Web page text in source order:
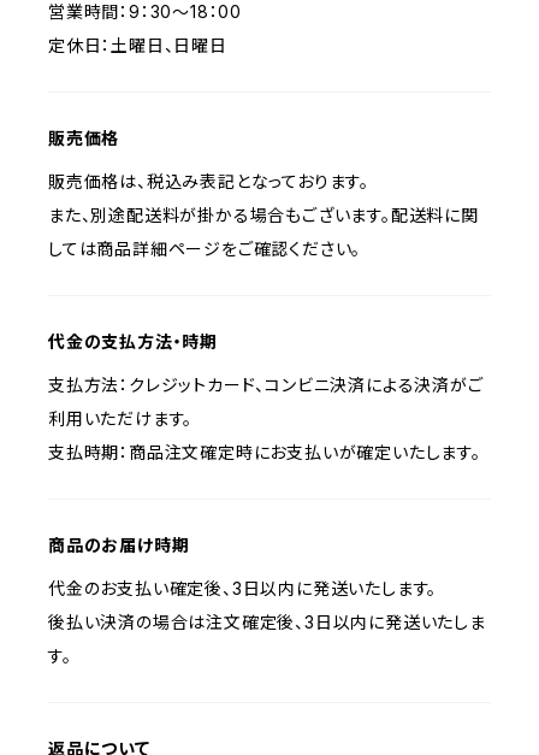
営業時間：9：30～18：00
定休日：土曜日、日曜日
販売価格
販売価格は、税込み表記となっております。
また、別途配送料が掛かる場合もございます。配送料に関
しては商品詳細ページをご確認ください。
代金の支払方法・時期
支払方法：クレジットカード、コンビニ決済による決済がご
利用いただけます。
支払時期：商品注文確定時にお支払いが確定いたします。
商品のお届け時期
代金のお支払い確定後、3日以内に発送いたします。
後払い決済の場合は注文確定後、3日以内に発送いたしま
す。
返品について